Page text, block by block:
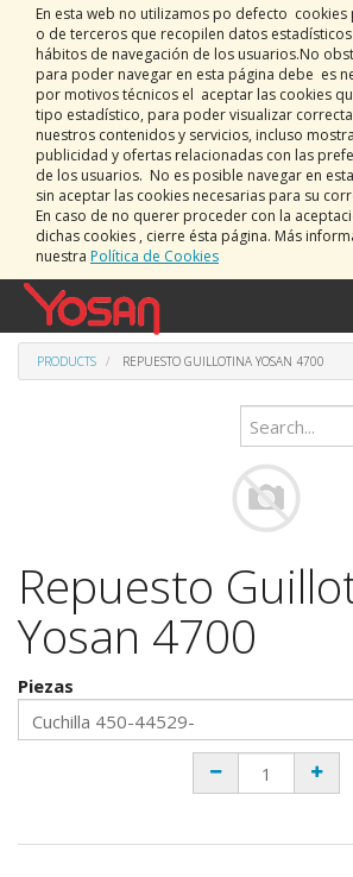
En esta web no utilizamos po defecto
o de terceros que recopilen datos
hábitos de navegación de los usuarios.No
para poder navegar en esta página debe es
por motivos técnicos el aceptar las cookies
tipo estadístico, para poder visualizar
nuestros contenidos y servicios, incluso
publicidad y ofertas relacionadas con las
de los usuarios. No es posible navegar en
sin aceptar las cookies necesarias para su
En caso de no querer proceder con la
dichas cookies , cierre ésta página. Más
nuestra Política de Cookies
PRODUCTS REPUESTO GUILLOTINA YOSAN 4700
Repuesto
Yosan 4700
Piezas